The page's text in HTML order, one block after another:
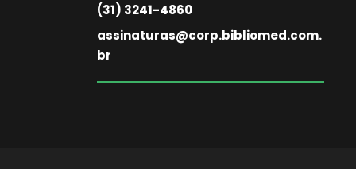
(31) 3241-4860
assinaturas@corp.bibliomed.com.
br